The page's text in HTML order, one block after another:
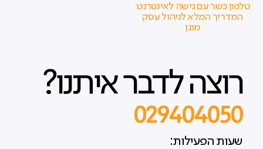
טלפון כשר עם גישה לאינטרנט:
המדריך המלא לניהול עסק
מוגן
רוצה לדבר איתנו?
029404050
שעות הפעילות: